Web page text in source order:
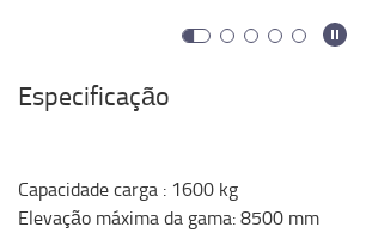
Especificação
Capacidade carga : 1600 kg
Elevação máxima da gama:8500 mm